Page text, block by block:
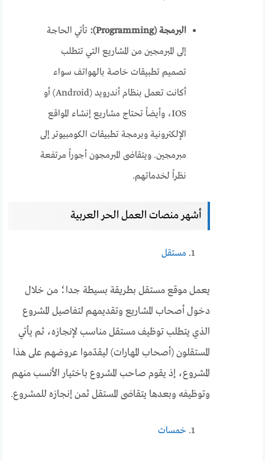
البرمجة (Programming):
تأتي الحاجة
إلى المبرمجين من المشاريع التي تتطلب
تصميم تطبيقات خاصة بالهواتف سواء
أكانت تعمل بنظام أندرويد (Android) أو
IOS، وأيضاً تحتاج مشاريع إنشاء المواقع
الإلكترونية وبرمجة تطبيقات الكومبيوتر إلى
مبرمجين. ويتقاضى المبرمجون أجوراً مرتفعة
نظراً لخدماتهم.
أشهر منصات العمل الحر العربية
مستقل
يعمل موقع مستقل بطريقة بسيطة جدا؛ من خلال
دخول أصحاب المشاريع وتقديمهم لتفاصيل المشروع
الذي يتطلب توظيف مستقل مناسب لإنجازه، ثم يأتي
المستقلون (أصحاب المهارات) ليقدّموا عروضهم على هذا
المشروع، إذ يقوم صاحب المشروع باختيار الأنسب منهم
وتوظيفه وبعدها يتقاضى المستقل ثمن إنجازه للمشروع.
خمسات